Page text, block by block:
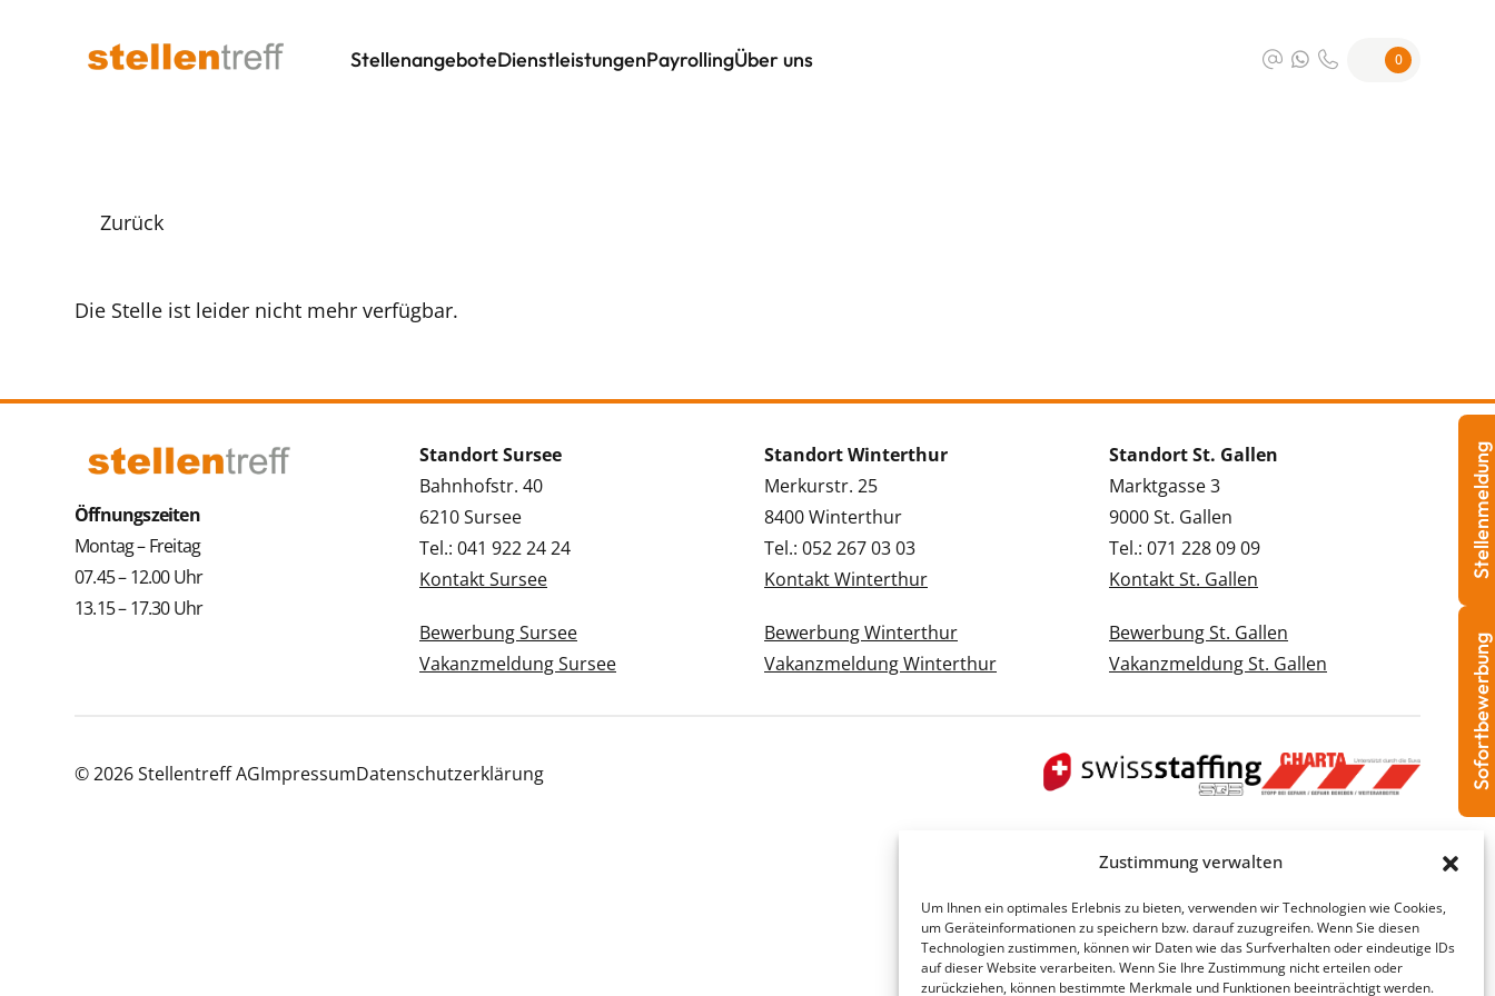
Zustimmung verwalten
Um Ihnen ein optimales Erlebnis zu bieten, verwenden wir Technologien wie Cookies,
um Geräteinformationen zu speichern bzw. darauf zuzugreifen. Wenn Sie diesen
Technologien zustimmen, können wir Daten wie das Surfverhalten oder eindeutige IDs
auf dieser Website verarbeiten. Wenn Sie Ihre Zustimmung nicht erteilen oder
zurückziehen, können bestimmte Merkmale und Funktionen beeinträchtigt werden.
StellenangeboteDienstleistungenPayrollingÜber uns 0
Zurück
Die Stelle ist leider nicht mehr verfügbar.
Öffnungszeiten
Montag – Freitag
07.45 – 12.00 Uhr
13.15 – 17.30 Uhr
Standort Sursee
Bahnhofstr. 40
6210 Sursee
Tel.: 041 922 24 24
Kontakt Sursee
Bewerbung Sursee
Vakanzmeldung Sursee
Standort Winterthur
Merkurstr. 25
8400 Winterthur
Tel.: 052 267 03 03
Kontakt Winterthur
Bewerbung Winterthur
Vakanzmeldung Winterthur
Standort St. Gallen
Marktgasse 3
9000 St. Gallen
Tel.: 071 228 09 09
Kontakt St. Gallen
Bewerbung St. Gallen
Vakanzmeldung St. Gallen
© 2026 Stellentreff AGImpressumDatenschutzerklärung Sofortbewerbung
Stellenmeldung